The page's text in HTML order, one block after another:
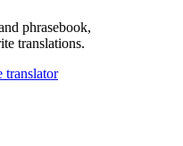
phrasebook,
translations.